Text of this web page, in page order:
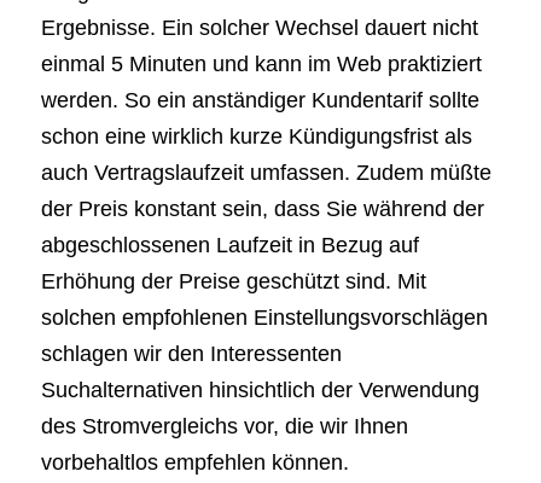
Ergebnisse. Ein solcher Wechsel dauert nicht
einmal 5 Minuten und kann im Web praktiziert
werden. So ein anständiger Kundentarif sollte
schon eine wirklich kurze Kündigungsfrist als
auch Vertragslaufzeit umfassen. Zudem müßte
der Preis konstant sein, dass Sie während der
abgeschlossenen Laufzeit in Bezug auf
Erhöhung der Preise geschützt sind. Mit
solchen empfohlenen Einstellungsvorschlägen
schlagen wir den Interessenten
Suchalternativen hinsichtlich der Verwendung
des Stromvergleichs vor, die wir Ihnen
vorbehaltlos empfehlen können.